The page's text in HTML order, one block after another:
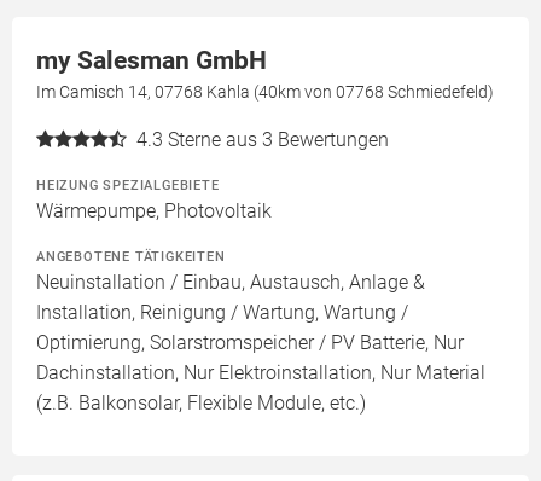
my Salesman GmbH
Im Camisch 14, 07768 Kahla (40km von 07768 Schmiedefeld)
4.3 Sterne aus 3 Bewertungen
HEIZUNG SPEZIALGEBIETE
Wärmepumpe, Photovoltaik
ANGEBOTENE TÄTIGKEITEN
Neuinstallation / Einbau, Austausch, Anlage &
Installation, Reinigung / Wartung, Wartung /
Optimierung, Solarstromspeicher / PV Batterie, Nur
Dachinstallation, Nur Elektroinstallation, Nur Material
(z.B. Balkonsolar, Flexible Module, etc.)